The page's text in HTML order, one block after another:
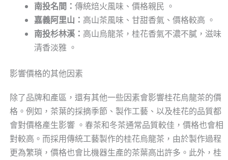
南投名間： 傳統焙火風味、價格親民 。
嘉義阿里山： 高山茶風味、甘甜香氣、價格較高 。
南投杉林溪： 高山烏龍茶，桂花香氣不濃不膩，滋味
清香淡雅 。
影響價格的其他因素
除了品牌和產區，還有其他一些因素會影響桂花烏龍茶的價
格。例如，茶葉的採摘季節、製作工藝、以及桂花的品質都
會對價格產生影響 。春茶和冬茶通常品質較佳，價格也會相
對較高。而採用傳統工藝製作的桂花烏龍茶，由於製作過程
更為繁瑣，價格也會比機器生產的茶葉高出許多。此外，桂